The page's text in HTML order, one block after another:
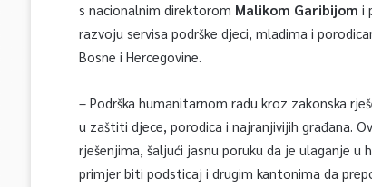
s nacionalnim direktorom Malikom Garibijom i
razvoju servisa podrške djeci, mladima i
Bosne i Hercegovine.
– Podrška humanitarnom radu kroz zakonska
u zaštiti djece, porodica i najranjivijih građana.
rješenjima, šaljući jasnu poruku da je ulaganje
primjer biti podsticaj i drugim kantonima da